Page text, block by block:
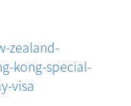
zealand-
kong-special-
visa